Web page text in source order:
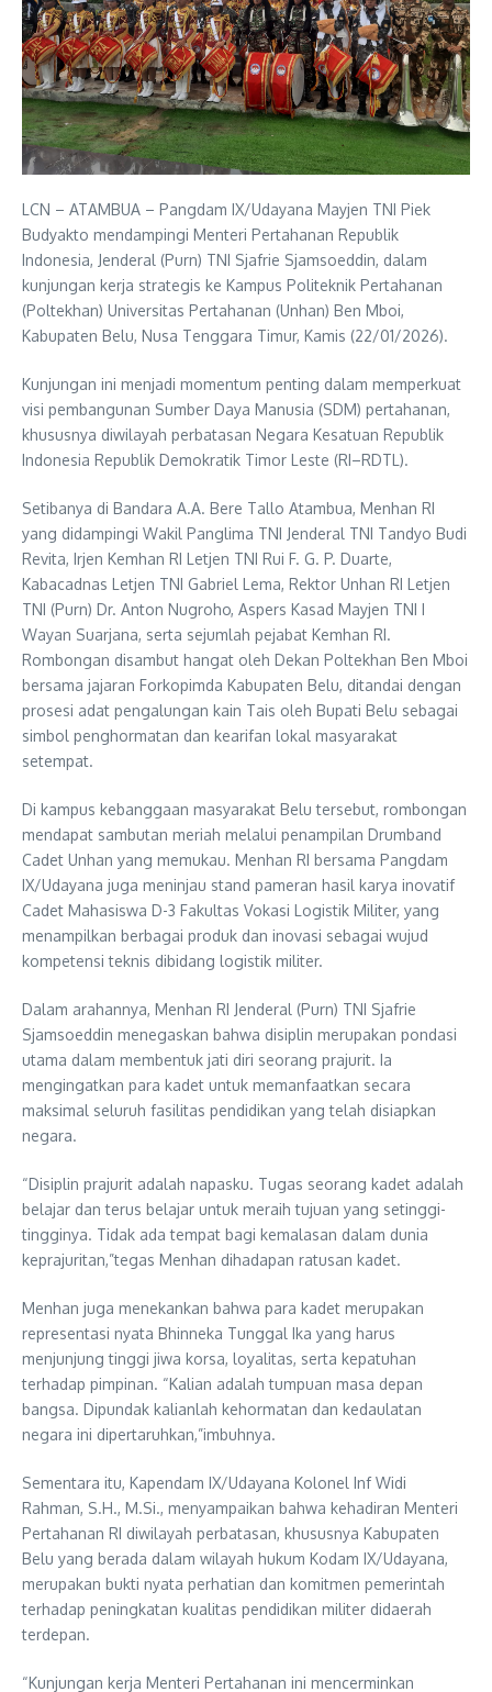
LCN – ATAMBUA – Pangdam IX/Udayana Mayjen TNI Piek
Budyakto mendampingi Menteri Pertahanan Republik
Indonesia, Jenderal (Purn) TNI Sjafrie Sjamsoeddin, dalam
kunjungan kerja strategis ke Kampus Politeknik Pertahanan
(Poltekhan) Universitas Pertahanan (Unhan) Ben Mboi,
Kabupaten Belu, Nusa Tenggara Timur, Kamis (22/01/2026).
Kunjungan ini menjadi momentum penting dalam memperkuat
visi pembangunan Sumber Daya Manusia (SDM) pertahanan,
khususnya diwilayah perbatasan Negara Kesatuan Republik
Indonesia Republik Demokratik Timor Leste (RI–RDTL).
Setibanya di Bandara A.A. Bere Tallo Atambua, Menhan RI
yang didampingi Wakil Panglima TNI Jenderal TNI Tandyo Budi
Revita, Irjen Kemhan RI Letjen TNI Rui F. G. P. Duarte,
Kabacadnas Letjen TNI Gabriel Lema, Rektor Unhan RI Letjen
TNI (Purn) Dr. Anton Nugroho, Aspers Kasad Mayjen TNI I
Wayan Suarjana, serta sejumlah pejabat Kemhan RI.
Rombongan disambut hangat oleh Dekan Poltekhan Ben Mboi
bersama jajaran Forkopimda Kabupaten Belu, ditandai dengan
prosesi adat pengalungan kain Tais oleh Bupati Belu sebagai
simbol penghormatan dan kearifan lokal masyarakat
setempat.
Di kampus kebanggaan masyarakat Belu tersebut, rombongan
mendapat sambutan meriah melalui penampilan Drumband
Cadet Unhan yang memukau. Menhan RI bersama Pangdam
IX/Udayana juga meninjau stand pameran hasil karya inovatif
Cadet Mahasiswa D-3 Fakultas Vokasi Logistik Militer, yang
menampilkan berbagai produk dan inovasi sebagai wujud
kompetensi teknis dibidang logistik militer.
Dalam arahannya, Menhan RI Jenderal (Purn) TNI Sjafrie
Sjamsoeddin menegaskan bahwa disiplin merupakan pondasi
utama dalam membentuk jati diri seorang prajurit. Ia
mengingatkan para kadet untuk memanfaatkan secara
maksimal seluruh fasilitas pendidikan yang telah disiapkan
negara.
“Disiplin prajurit adalah napasku. Tugas seorang kadet adalah
belajar dan terus belajar untuk meraih tujuan yang setinggi-
tingginya. Tidak ada tempat bagi kemalasan dalam dunia
keprajuritan,”tegas Menhan dihadapan ratusan kadet.
Menhan juga menekankan bahwa para kadet merupakan
representasi nyata Bhinneka Tunggal Ika yang harus
menjunjung tinggi jiwa korsa, loyalitas, serta kepatuhan
terhadap pimpinan. “Kalian adalah tumpuan masa depan
bangsa. Dipundak kalianlah kehormatan dan kedaulatan
negara ini dipertaruhkan,”imbuhnya.
Sementara itu, Kapendam IX/Udayana Kolonel Inf Widi
Rahman, S.H., M.Si., menyampaikan bahwa kehadiran Menteri
Pertahanan RI diwilayah perbatasan, khususnya Kabupaten
Belu yang berada dalam wilayah hukum Kodam IX/Udayana,
merupakan bukti nyata perhatian dan komitmen pemerintah
terhadap peningkatan kualitas pendidikan militer didaerah
terdepan.
“Kunjungan kerja Menteri Pertahanan ini mencerminkan